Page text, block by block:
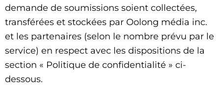
demande de soumissions soient collectées,
transférées et stockées par Oolong média inc.
et les partenaires (selon le nombre prévu par le
service) en respect avec les dispositions de la
section « Politique de confidentialité » ci-
dessous.